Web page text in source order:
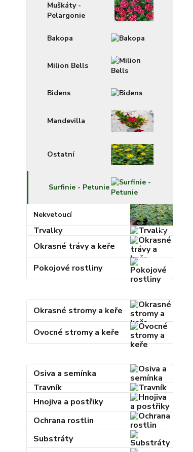
Muškáty -
Pelargonie
Bakopa
Milion Bells
Bidens
Mandevilla
Ostatní
Surfinie - Petunie
Nekvetoucí
Trvalky
Okrasné trávy a keře
Pokojové rostliny
Okrasné stromy a keře
Ovocné stromy a keře
Osiva a semínka
Travník
Hnojiva a postřiky
Ochrana rostlin
Substráty